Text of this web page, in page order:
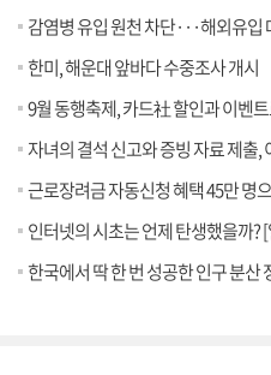
감염병 유입 원천 차단···해외유입
한미, 해운대 앞바다 수중조사 개시
9월 동행축제, 카드社 할인과 이벤
자녀의 결석 신고와 증빙 자료 제출, 이제
근로장려금 자동신청 혜택 45만 명
인터넷의 시초는 언제 탄생했을까?
한국에서 딱 한 번 성공한 인구 분